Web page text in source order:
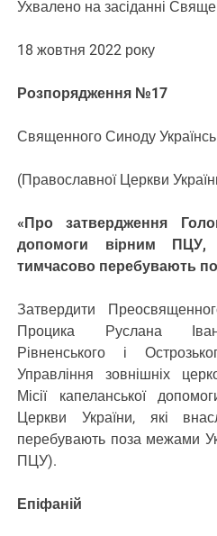
Ухвалено на засіданні
18 жовтня 2022 року
Розпорядження №17
Священного Синоду
(Православної Церкви
«Про затвердження
допомоги вірним ПЦУ,
тимчасово перебувають
Затвердити
Процика Руслана
Рівненського і
Управління зовнішніх
Місії капеланської
Церкви України, які
перебувають поза межами
ПЦУ).
Епіфаній